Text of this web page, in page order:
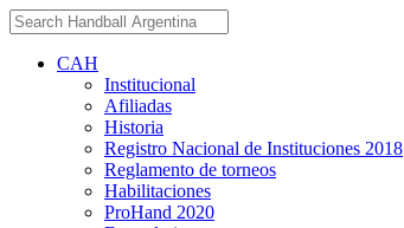
CAH
Institucional
Afiliadas
Historia
Registro Nacional de Instituciones 2018
Reglamento de torneos
Habilitaciones
ProHand 2020